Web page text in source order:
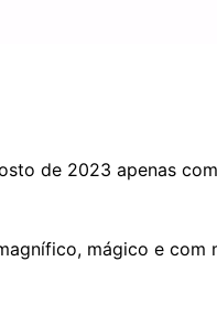
de 2023 apenas
mágico e